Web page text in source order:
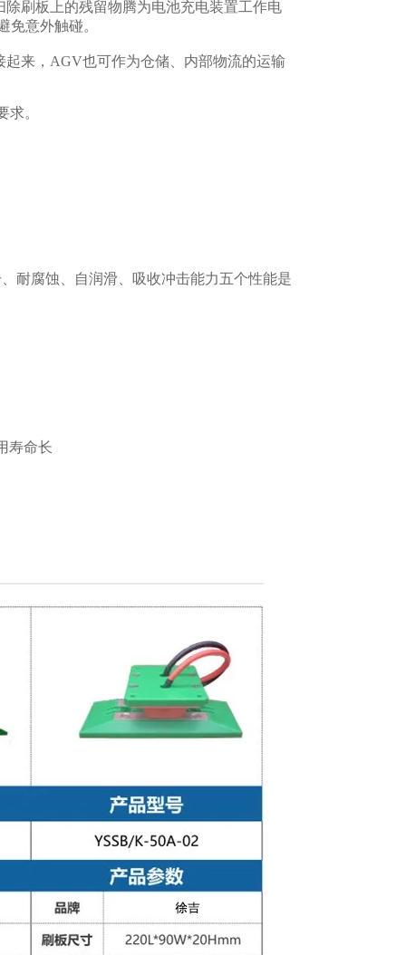
刷板上的残留物腾为电池充电装置工作电
免意外触碰。
来，AGV也可作为仓储、内部物流的运输
。
耐腐蚀、自润滑、吸收冲击能力五个性能是
寿命长